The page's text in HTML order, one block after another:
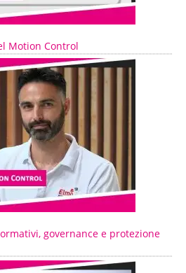
Motion Control
governance e protezione